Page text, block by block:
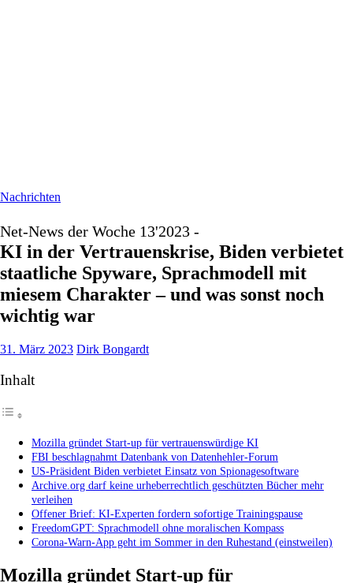
Nachrichten
Net-News der Woche 13'2023 -
KI in der Vertrauenskrise, Biden verbietet
staatliche Spyware, Sprachmodell mit
miesem Charakter – und was sonst noch
wichtig war
31. März 2023 Dirk Bongardt
Inhalt
Mozilla gründet Start-up für vertrauenswürdige KI
FBI beschlagnahmt Datenbank von Datenhehler-Forum
US-Präsident Biden verbietet Einsatz von Spionagesoftware
Archive.org darf keine urheberrechtlich geschützten Bücher mehr
verleihen
Offener Brief: KI-Experten fordern sofortige Trainingspause
FreedomGPT: Sprachmodell ohne moralischen Kompass
Corona-Warn-App geht im Sommer in den Ruhestand (einstweilen)
Mozilla gründet Start-up für